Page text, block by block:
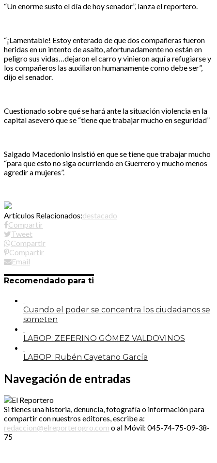
“Un enorme susto el día de hoy senador”, lanza el reportero.
“¡Lamentable! Estoy enterado de que dos compañeras fueron
heridas en un intento de asalto, afortunadamente no están en
peligro sus vidas…dejaron el carro y vinieron aquí a refugiarse y
los compañeros las auxiliaron humanamente como debe ser”,
dijo el senador.
Cuestionado sobre qué se hará ante la situación violencia en la
capital aseveró que se “tiene que trabajar mucho en seguridad”
Salgado Macedonio insistió en que se tiene que trabajar mucho
“para que esto no siga ocurriendo en Guerrero y mucho menos
agredir a mujeres”.
Artículos Relacionados:destacado
Compartir
Tweet
Compartir
Compartir
Email
Recomendado para ti
Cuando el poder se concentra los ciudadanos se
someten
LABOP: ZEFERINO GÓMEZ VALDOVINOS
LABOP: Rubén Cayetano García
Navegación de entradas
Si tienes una historia, denuncia, fotografía o información para
compartir con nuestros editores, escribe a:
redaccion@elreporterogro.com o al Móvil: 045-74-75-09-38-
75